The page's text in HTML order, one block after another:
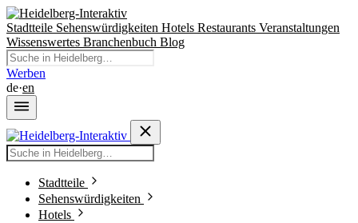
Stadtteile Sehenswürdigkeiten Hotels Restaurants Veranstaltungen
Wissenswertes Branchenbuch Blog
Werben
de·en
Stadtteile
Sehenswürdigkeiten
Hotels